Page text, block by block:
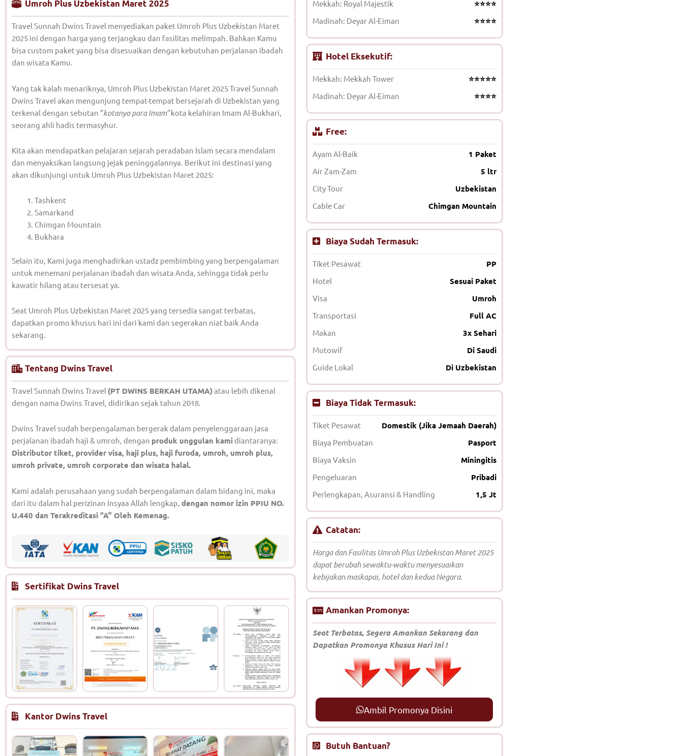
Umroh Plus Uzbekistan Maret 2025
Travel Sunnah Dwins Travel menyediakan paket Umroh Plus Uzbekistan Maret
2025 ini dengan harga yang terjangkau dan fasilitas melimpah. Bahkan Kamu
bisa custom paket yang bisa disesuaikan dengan kebutuhan perjalanan ibadah
dan wisata Kamu.
Yang tak kalah menariknya, Umroh Plus Uzbekistan Maret 2025 Travel Sunnah
Dwins Travel akan mengunjung tempat-tempat bersejarah di Uzbekistan yang
terkenal dengan sebutan “kotanya para Imam”kota kelahiran Imam Al-Bukhari,
seorang ahli hadis termasyhur.
Kita akan mendapatkan pelajaran sejarah peradaban Islam secara mendalam
dan menyaksikan langsung jejak peninggalannya. Berikut ini destinasi yang
akan dikunjungi untuk Umroh Plus Uzbekistan Maret 2025:
Tashkent
Samarkand
Chimgan Mountain
Bukhara
Selain itu, Kami juga menghadirkan ustadz pembimbing yang berpengalaman
untuk menemani perjalanan ibadah dan wisata Anda, sehingga tidak perlu
kawatir hilang atau tersesat ya.
Seat Umroh Plus Uzbekistan Maret 2025 yang tersedia sangat terbatas,
dapatkan promo khusus hari ini dari kami dan segerakan niat baik Anda
sekarang.
Tentang Dwins Travel
Travel Sunnah Dwins Travel (PT DWINS BERKAH UTAMA)atau lebih dikenal
dengan nama Dwins Travel, didirikan sejak tahun 2018.
Dwins Travel sudah berpengalaman bergerak dalam penyelenggaraan jasa
perjalanan ibadah haji & umroh, dengan produk unggulan kamidiantaranya:
Distributor tiket, provider visa, haji plus, haji furoda, umroh, umroh plus,
umroh private, umroh corporate dan wisata halal.
Kami adalah perusahaan yang sudah berpengalaman dalam bidang ini, maka
dari itu dalam hal perizinan insyaa Allah lengkap, dengan nomor izin PPIU NO.
U.440 dan Terakreditasi “A” Oleh Kemenag.
Sertifikat Dwins Travel
Kantor Dwins Travel
Mekkah: Royal Majestik ⭐⭐⭐⭐
Madinah: Deyar Al-Eiman ⭐⭐⭐⭐
Hotel Eksekutif:
Mekkah: Mekkah Tower ⭐⭐⭐⭐⭐
Madinah: Deyar Al-Eiman ⭐⭐⭐⭐
Free:
Ayam Al-Baik 1 Paket
Air Zam-Zam 5 ltr
City Tour Uzbekistan
Cable Car Chimgan Mountain
Biaya Sudah Termasuk:
Tiket Pesawat PP
Hotel Sesuai Paket
Visa Umroh
Transportasi Full AC
Makan 3x Sehari
Mutowif Di Saudi
Guide Lokal Di Uzbekistan
Biaya Tidak Termasuk:
Tiket Pesawat Domestik (Jika Jemaah Daerah)
Biaya Pembuatan Pasport
Biaya Vaksin Miningitis
Pengeluaran Pribadi
Perlengkapan, Asuransi & Handling 1,5 Jt
Catatan:
Harga dan Fasilitas Umroh Plus Uzbekistan Maret 2025
dapat berubah sewaktu-waktu menyesuaikan
kebijakan maskapai, hotel dan kedua Negara.
Amankan Promonya:
Seat Terbatas, Segera Amankan Sekarang dan
Dapatkan Promonya Khusus Hari Ini !
Ambil Promonya Disini
Butuh Bantuan?